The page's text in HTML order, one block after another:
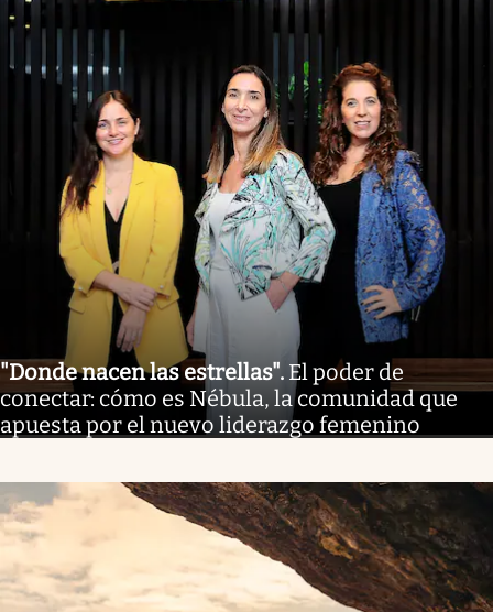
"Donde nacen las estrellas". El poder de
conectar: cómo es Nébula, la comunidad que
apuesta por el nuevo liderazgo femenino